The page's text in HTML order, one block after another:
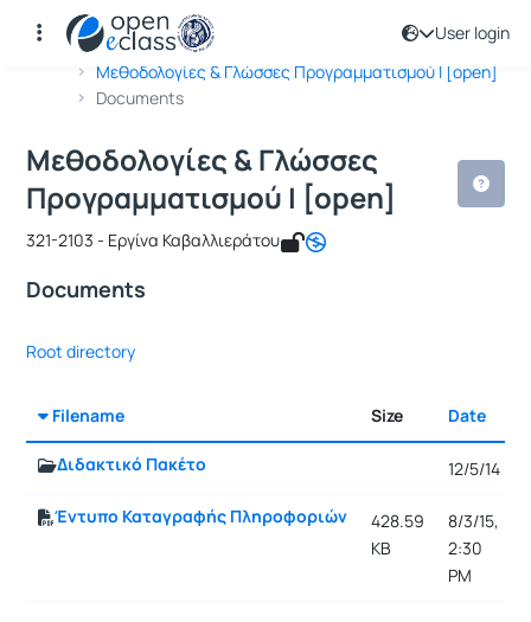
User login
Αρχική Σελίδα
Μεθοδολογίες & Γλώσσες Προγραμματισμού Ι [open]
Documents
Course : Μεθοδολογίες & Γλώσσες
Course code : ICSD128
Μεθοδολογίες & Γλώσσες
Προγραμματισμού Ι [open]
321-2103 - Εργίνα Καβαλλιεράτου
Documents
Root directory
Filename Size Date
Διδακτικό Πακέτο
12/5/14
Έντυπο Καταγραφής Πληροφοριών
428.59
KB
8/3/15,
2:30
PM